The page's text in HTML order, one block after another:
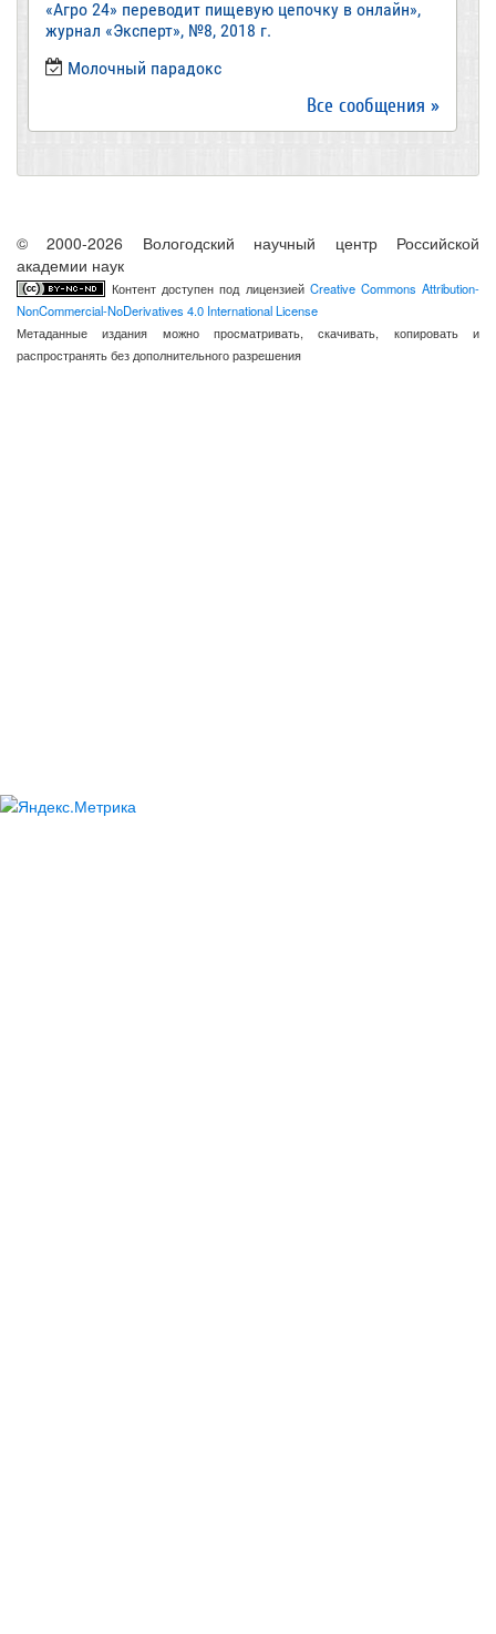
«Агро 24» переводит пищевую цепочку в онлайн»,
журнал «Эксперт», №8, 2018 г.
Молочный парадокс
Все сообщения »
© 2000-2026 Вологодский научный центр Российской
академии наук
Контент доступен под лицензией Creative Commons Attribution-
NonCommercial-NoDerivatives 4.0 International License
Метаданные издания можно просматривать, скачивать, копировать и
распространять без дополнительного разрешения